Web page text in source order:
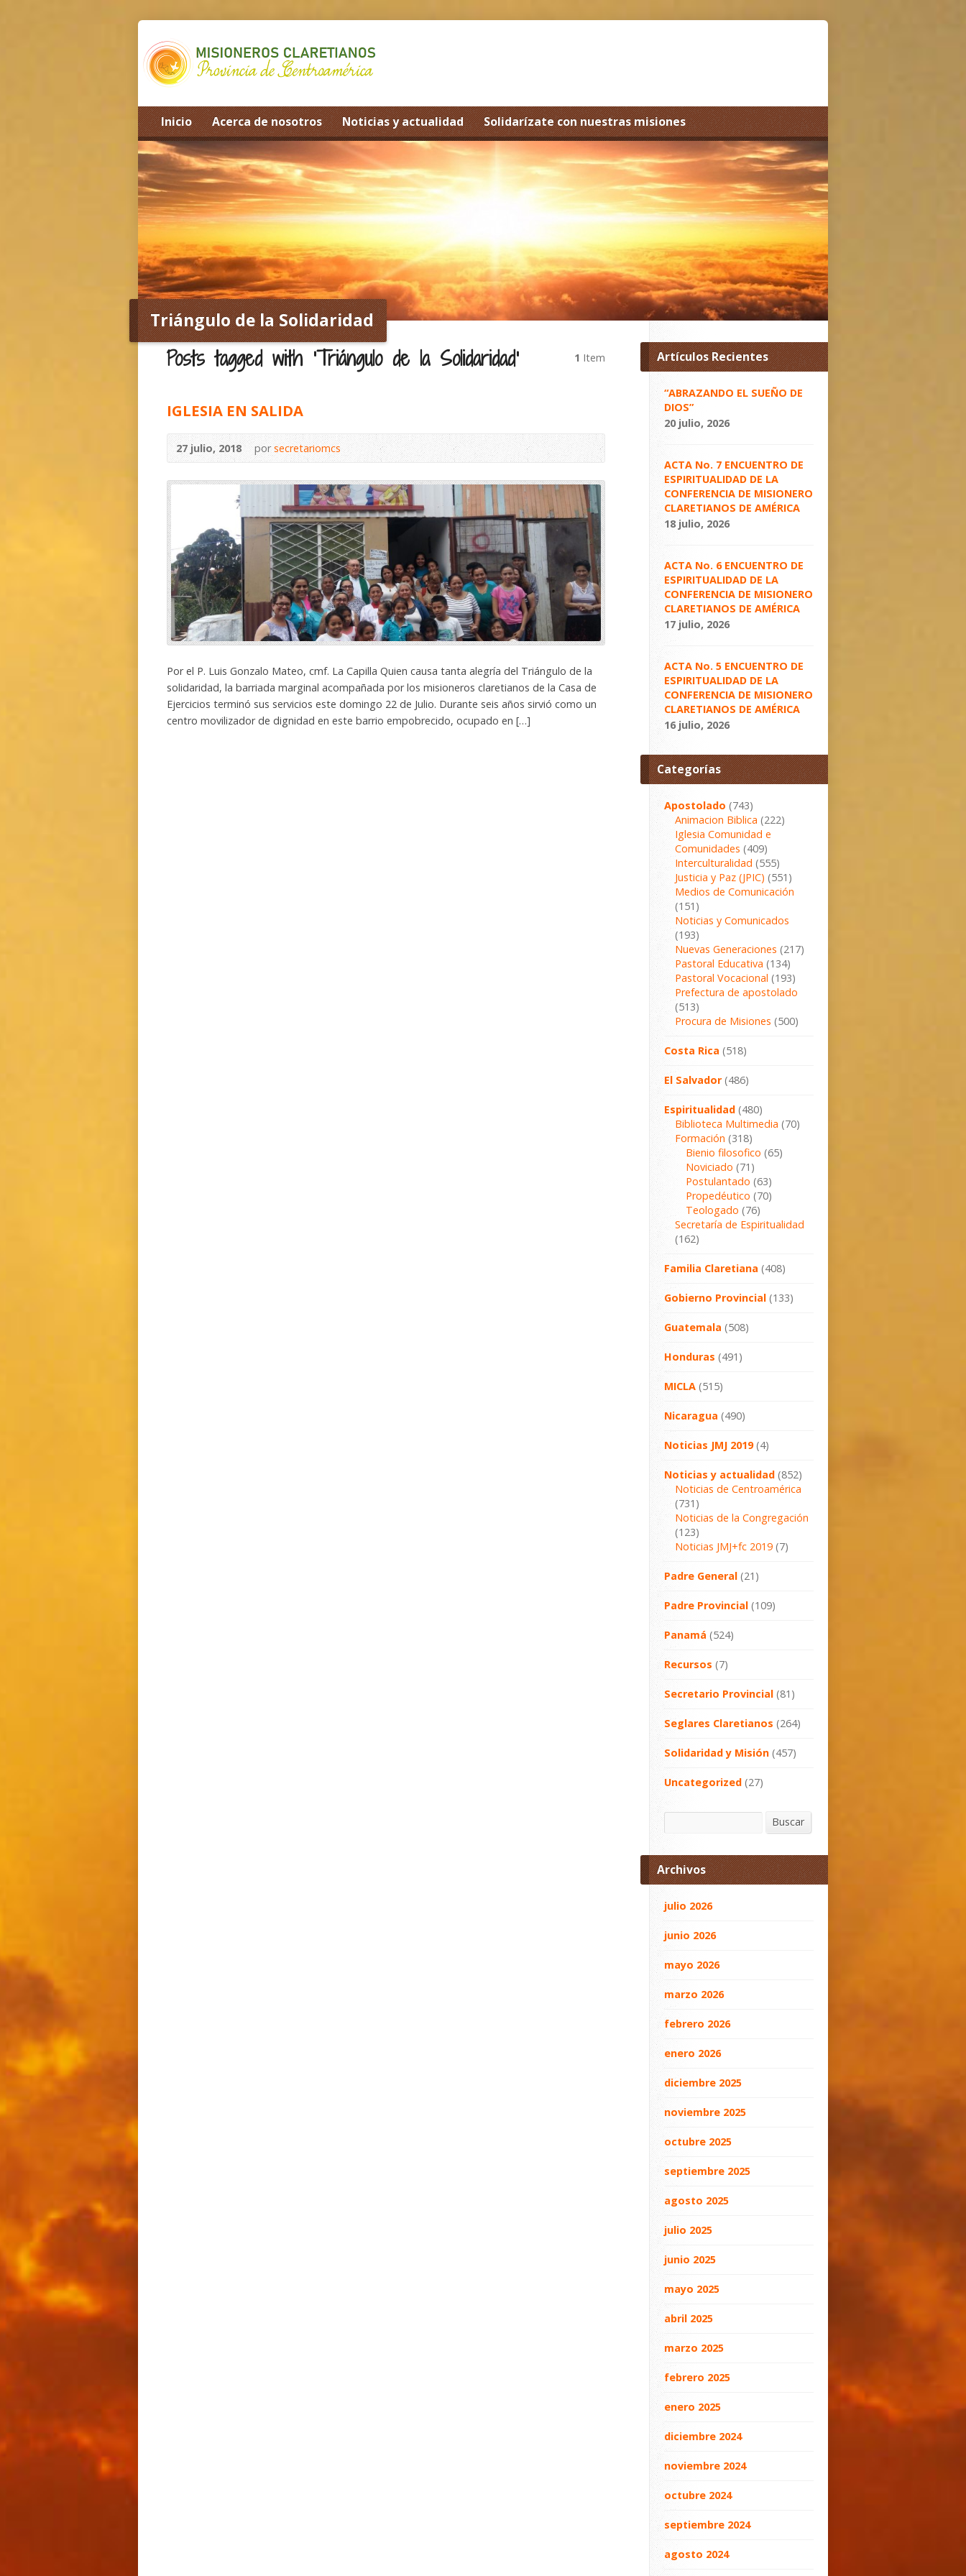
Inicio Acerca de nosotros Noticias y actualidad Solidarízate con nuestras misiones
Triángulo de la Solidaridad
Posts tagged with ‘Triángulo de la Solidaridad’ 1 Item
IGLESIA EN SALIDA
27 julio, 2018 porsecretariomcs
Por el P. Luis Gonzalo Mateo, cmf. La Capilla Quien causa tanta alegría del Triángulo de la
solidaridad, la barriada marginal acompañada por los misioneros claretianos de la Casa de
Ejercicios terminó sus servicios este domingo 22 de Julio. Durante seis años sirvió como un
centro movilizador de dignidad en este barrio empobrecido, ocupado en […]
Artículos Recientes
“ABRAZANDO EL SUEÑO DE
DIOS”
20 julio, 2026
ACTA No. 7 ENCUENTRO DE
ESPIRITUALIDAD DE LA
CONFERENCIA DE MISIONERO
CLARETIANOS DE AMÉRICA
18 julio, 2026
ACTA No. 6 ENCUENTRO DE
ESPIRITUALIDAD DE LA
CONFERENCIA DE MISIONERO
CLARETIANOS DE AMÉRICA
17 julio, 2026
ACTA No. 5 ENCUENTRO DE
ESPIRITUALIDAD DE LA
CONFERENCIA DE MISIONERO
CLARETIANOS DE AMÉRICA
16 julio, 2026
Categorías
Apostolado (743)
Animacion Biblica (222)
Iglesia Comunidad e
Comunidades (409)
Interculturalidad (555)
Justicia y Paz (JPIC) (551)
Medios de Comunicación
(151)
Noticias y Comunicados
(193)
Nuevas Generaciones (217)
Pastoral Educativa (134)
Pastoral Vocacional (193)
Prefectura de apostolado
(513)
Procura de Misiones (500)
Costa Rica (518)
El Salvador(486)
Espiritualidad (480)
Biblioteca Multimedia (70)
Formación (318)
Bienio filosofico (65)
Noviciado (71)
Postulantado (63)
Propedéutico (70)
Teologado (76)
Secretaría de Espiritualidad
(162)
Familia Claretiana (408)
Gobierno Provincial (133)
Guatemala (508)
Honduras (491)
MICLA (515)
Nicaragua (490)
Noticias JMJ 2019(4)
Noticias y actualidad (852)
Noticias de Centroamérica
(731)
Noticias de la Congregación
(123)
Noticias JMJ+fc 2019 (7)
Padre General (21)
Padre Provincial (109)
Panamá (524)
Recursos (7)
Secretario Provincial (81)
Seglares Claretianos (264)
Solidaridad y Misión (457)
Uncategorized (27)
Buscar
Archivos
julio 2026
junio 2026
mayo 2026
marzo 2026
febrero 2026
enero 2026
diciembre 2025
noviembre 2025
octubre 2025
septiembre 2025
agosto 2025
julio 2025
junio 2025
mayo 2025
abril 2025
marzo 2025
febrero 2025
enero 2025
diciembre 2024
noviembre 2024
octubre 2024
septiembre 2024
agosto 2024